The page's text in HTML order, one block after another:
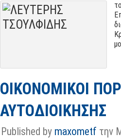
ΟΙΚΟΝΟΜΙΚΟΙ
ΑΥΤΟΔΙΟΙΚΗΣΗΣ
Published by maxometf την